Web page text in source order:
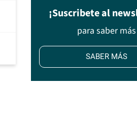
¡Suscribete al
para saber más
SABER MÁS